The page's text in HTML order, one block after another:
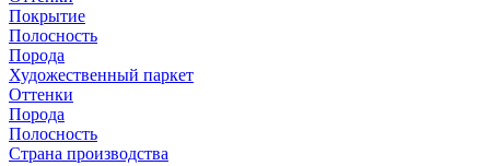
Покрытие
Полосность
Порода
Художественный паркет
Оттенки
Порода
Полосность
Страна производства